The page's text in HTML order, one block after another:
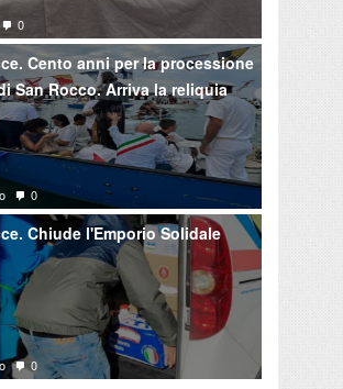
0
Cento anni per la processione
San Rocco. Arriva la reliquia
0
Chiude l'Emporio Solidale
0